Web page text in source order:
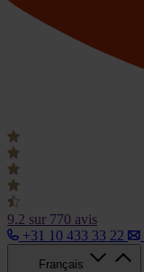
9.2 sur 770 avis
+31 10 433 33 22
Français